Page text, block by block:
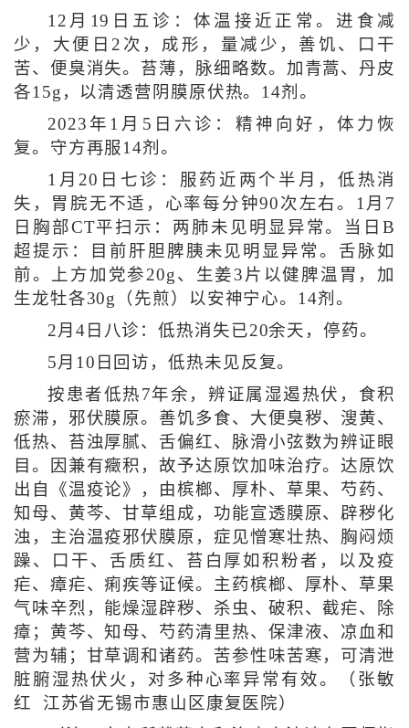
12月19日五诊：体温接近正常。进食减
少，大便日2次，成形，量减少，善饥、口干
苦、便臭消失。苔薄，脉细略数。加青蒿、丹皮
各15g，以清透营阴膜原伏热。14剂。
2023年1月5日六诊：精神向好，体力恢
复。守方再服14剂。
1月20日七诊：服药近两个半月，低热消
失，胃脘无不适，心率每分钟90次左右。1月7
日胸部CT平扫示：两肺未见明显异常。当日B
超提示：目前肝胆脾胰未见明显异常。舌脉如
前。上方加党参20g、生姜3片以健脾温胃，加
生龙牡各30g（先煎）以安神宁心。14剂。
2月4日八诊：低热消失已20余天，停药。
5月10日回访，低热未见反复。
按患者低热7年余，辨证属湿遏热伏，食积
瘀滞，邪伏膜原。善饥多食、大便臭秽、溲黄、
低热、苔浊厚腻、舌偏红、脉滑小弦数为辨证眼
目。因兼有癥积，故予达原饮加味治疗。达原饮
出自《温疫论》，由槟榔、厚朴、草果、芍药、
知母、黄芩、甘草组成，功能宣透膜原、辟秽化
浊，主治温疫邪伏膜原，症见憎寒壮热、胸闷烦
躁、口干、舌质红、苔白厚如积粉者，以及疫
疟、瘴疟、痢疾等证候。主药槟榔、厚朴、草果
气味辛烈，能燥湿辟秽、杀虫、破积、截疟、除
瘴；黄芩、知母、芍药清里热、保津液、凉血和
营为辅；甘草调和诸药。苦参性味苦寒，可清泄
脏腑湿热伏火，对多种心率异常有效。（张敏
红 江苏省无锡市惠山区康复医院）